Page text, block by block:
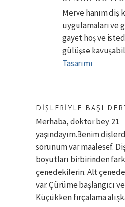
Merve hanım diş
uygulamaları ve
gayet hoş ve
gülüşse
Tasarımı
DIŞLERIYLE BAŞI
Merhaba, doktor bey. 21
yaşındayım.Benim
sorunum var maalesef.
boyutları birbirinden
çenedekilerin. Alt çenede
var. Çürüme başlangıcı
Küçükken fırçalama